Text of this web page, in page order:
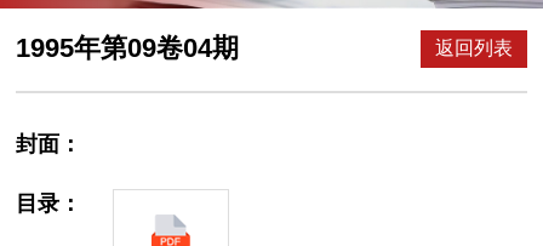
1995年第09卷04期 返回列表
封面：
目录：